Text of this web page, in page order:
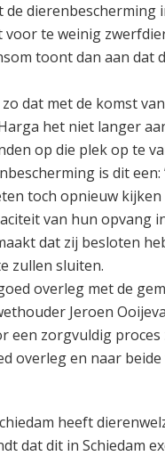
de dierenbescherming
voor te weinig
toont dan aan dat
dat met de komst
het niet langer
op die plek op te
is dit een:
toch opnieuw kijken
van hun opvang
dat zij besloten
zullen sluiten.
overleg met de
Jeroen
een zorgvuldig proces
overleg en naar
heeft
dat dit in Schiedam